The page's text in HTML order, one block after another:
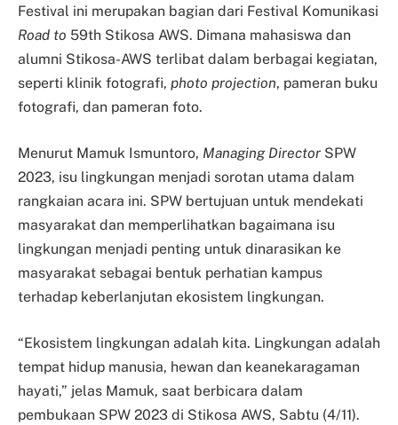
Festival ini merupakan bagian dari Festival Komunikasi
Road to 59th Stikosa AWS. Dimana mahasiswa dan
alumni Stikosa-AWS terlibat dalam berbagai kegiatan,
seperti klinik fotografi, photo projection, pameran buku
fotografi, dan pameran foto.
Menurut Mamuk Ismuntoro, Managing Director SPW
2023, isu lingkungan menjadi sorotan utama dalam
rangkaian acara ini. SPW bertujuan untuk mendekati
masyarakat dan memperlihatkan bagaimana isu
lingkungan menjadi penting untuk dinarasikan ke
masyarakat sebagai bentuk perhatian kampus
terhadap keberlanjutan ekosistem lingkungan.
“Ekosistem lingkungan adalah kita. Lingkungan adalah
tempat hidup manusia, hewan dan keanekaragaman
hayati,” jelas Mamuk, saat berbicara dalam
pembukaan SPW 2023 di Stikosa AWS, Sabtu (4/11).